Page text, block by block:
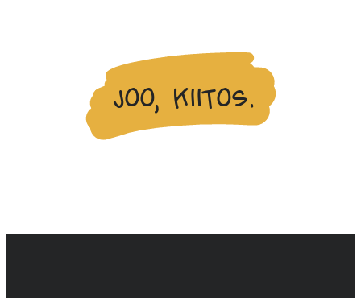
Joo, kiitos.